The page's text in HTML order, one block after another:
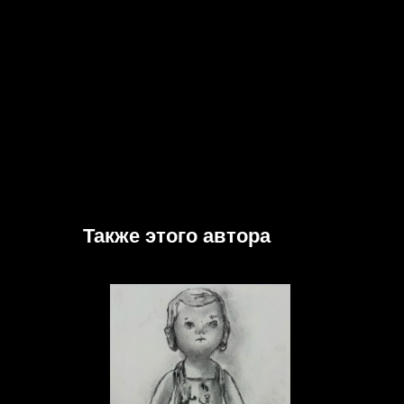
Также этого автора